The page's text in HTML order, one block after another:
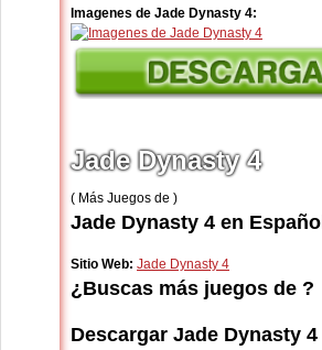
Imagenes de Jade Dynasty 4:
Jade Dynasty 4
( Más Juegos de )
Jade Dynasty 4 en Español
Sitio Web: Jade Dynasty 4
¿Buscas más juegos de ?
Descargar Jade Dynasty 4